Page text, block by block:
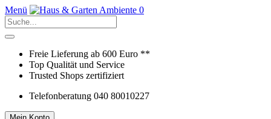
Menü 0
Freie Lieferung ab 600 Euro **
Top Qualität und Service
Trusted Shops zertifiziert
Telefonberatung 040 80010227